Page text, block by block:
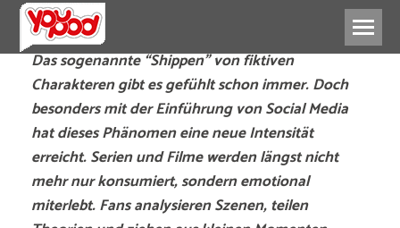
Das sogenannte “Shippen” von fiktiven
Charakteren gibt es gefühlt schon immer. Doch
besonders mit der Einführung von Social Media
hat dieses Phänomen eine neue Intensität
erreicht. Serien und Filme werden längst nicht
mehr nur konsumiert, sondern emotional
miterlebt. Fans analysieren Szenen, teilen